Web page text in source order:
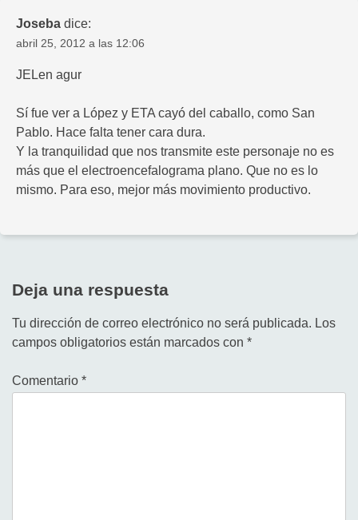
Joseba dice:
abril 25, 2012 a las 12:06
JELen agur
Sí fue ver a López y ETA cayó del caballo, como San
Pablo. Hace falta tener cara dura.
Y la tranquilidad que nos transmite este personaje no es
más que el electroencefalograma plano. Que no es lo
mismo. Para eso, mejor más movimiento productivo.
Deja una respuesta
Tu dirección de correo electrónico no será publicada. Los
campos obligatorios están marcados con *
Comentario *